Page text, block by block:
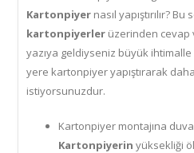
Kartonpiyer nasıl yapıştırılır?
kartonpiyerler üzerinden cevap
yazıya geldiyseniz büyük
yere kartonpiyer yapıştırarak
istiyorsunuzdur.
Kartonpiyer montajına
Kartonpiyerin yüksekliği